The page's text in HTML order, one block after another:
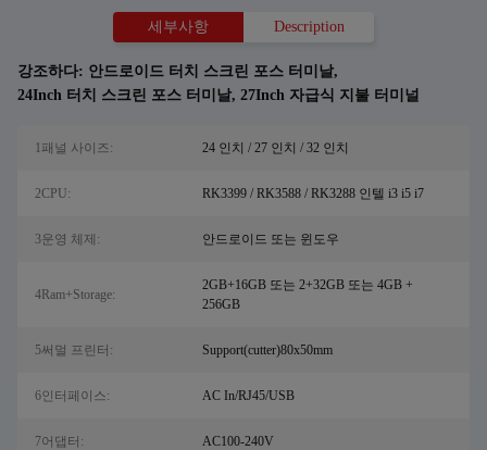
세부사항 Description
강조하다: 안드로이드 터치 스크린 포스 터미날,
24Inch 터치 스크린 포스 터미날, 27Inch 자급식 지불 터미널
1패널 사이즈: 24 인치 / 27 인치 / 32 인치
2CPU: RK3399 / RK3588 / RK3288 인텔 i3 i5 i7
3운영 체제: 안드로이드 또는 윈도우
4Ram+Storage:
2GB+16GB 또는 2+32GB 또는 4GB +
256GB
5써멀 프린터: Support(cutter)80x50mm
6인터페이스: AC In/RJ45/USB
7어댑터: AC100-240V